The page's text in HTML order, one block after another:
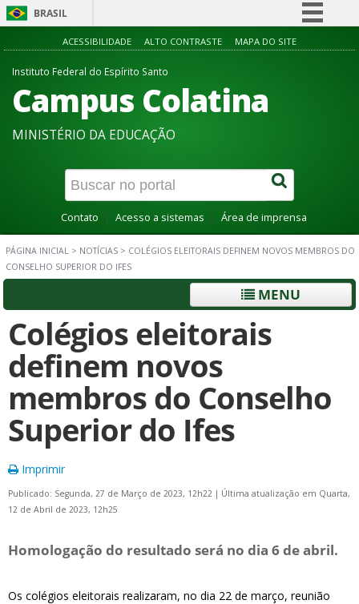
BRASIL
Simplifique!
Acesso à informação
Canais
ACESSIBILIDADE ALTO CONTRASTE MAPA DO SITE
Instituto Federal do Espírito Santo
Campus Colatina
MINISTÉRIO DA EDUCAÇÃO
Contato Acesso a sistemas Área de imprensa
PÁGINA INICIAL > NOTÍCIAS > COLÉGIOS ELEITORAIS DEFINEM NOVOS MEMBROS DO
CONSELHO SUPERIOR DO IFES
MENU
Colégios eleitorais
definem novos
membros do Conselho
Superior do Ifes
Imprimir
Publicado: Segunda, 27 de Março de 2023, 12h22 | Última atualização em Quarta,
12 de Abril de 2023, 12h25
Homologação do resultado será no dia 6 de abril.
Os colégios eleitorais realizaram, no dia 22 de março, reunião